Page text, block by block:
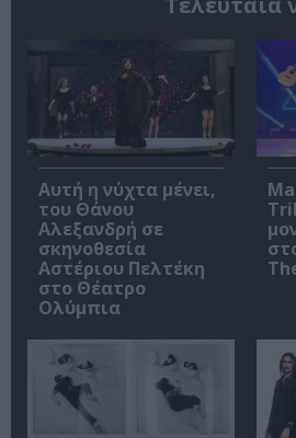
Αυτή η νύχτα μένει,
του Θάνου
Αλεξανδρή σε
σκηνοθεσία
Αστέριου Πελτέκη
στο Θέατρο
Ολύμπια